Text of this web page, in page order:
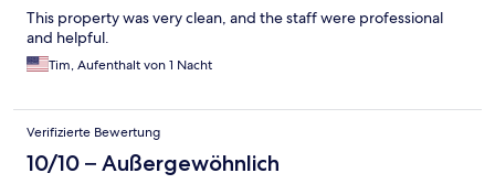
This property was very clean, and the staff were professional
and helpful.
Tim, Aufenthalt von 1 Nacht
Verifizierte Bewertung
10/10 – Außergewöhnlich